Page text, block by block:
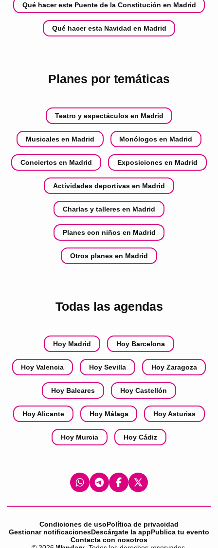
Qué hacer este Puente de la Constitución en Madrid
Qué hacer esta Navidad en Madrid
Planes por temáticas
Teatro y espectáculos en Madrid
Musicales en Madrid Monólogos en Madrid
Conciertos en Madrid Exposiciones en Madrid
Actividades deportivas en Madrid
Charlas y talleres en Madrid
Planes con niños en Madrid
Otros planes en Madrid
Todas las agendas
Hoy Madrid Hoy Barcelona
Hoy Valencia Hoy Sevilla Hoy Zaragoza
Hoy Baleares Hoy Castellón
Hoy Alicante Hoy Málaga Hoy Asturias
Hoy Murcia Hoy Cádiz
Condiciones de usoPolítica de privacidad
Gestionar notificacionesDescárgate la appPublica tu evento
Contacta con nosotros